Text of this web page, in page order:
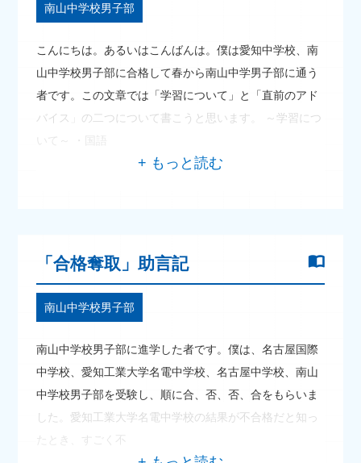
南山中学校男子部
こんにちは。あるいはこんばんは。僕は愛知中学校、南
山中学校男子部に合格して春から南山中学男子部に通う
者です。この文章では「学習について」と「直前のアド
バイス」の二つについて書こうと思います。 ～学習につ
いて～ ・国語
「合格奪取」助言記
南山中学校男子部
南山中学校男子部に進学した者です。僕は、名古屋国際
中学校、愛知工業大学名電中学校、名古屋中学校、南山
中学校男子部を受験し、順に合、否、否、合をもらいま
した。愛知工業大学名電中学校の結果が不合格だと知っ
たとき、すごく不